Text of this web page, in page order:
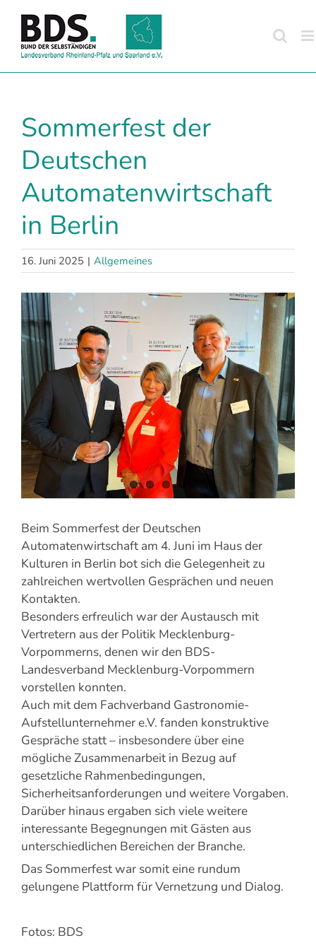
Inhalt
springen
Sommerfest der
Deutschen
Automatenwirtschaft
in Berlin
16. Juni 2025 | Allgemeines
Zeige
grösseres
Bild
Beim Sommerfest der Deutschen
Automatenwirtschaft am 4. Juni im Haus der
Kulturen in Berlin bot sich die Gelegenheit zu
zahlreichen wertvollen Gesprächen und neuen
Kontakten.
Besonders erfreulich war der Austausch mit
Vertretern aus der Politik Mecklenburg-
Vorpommerns, denen wir den BDS-
Landesverband Mecklenburg-Vorpommern
vorstellen konnten.
Auch mit dem Fachverband Gastronomie-
Aufstellunternehmer e.V. fanden konstruktive
Gespräche statt – insbesondere über eine
mögliche Zusammenarbeit in Bezug auf
gesetzliche Rahmenbedingungen,
Sicherheitsanforderungen und weitere Vorgaben.
Darüber hinaus ergaben sich viele weitere
interessante Begegnungen mit Gästen aus
unterschiedlichen Bereichen der Branche.
Das Sommerfest war somit eine rundum
gelungene Plattform für Vernetzung und Dialog.
Fotos: BDS